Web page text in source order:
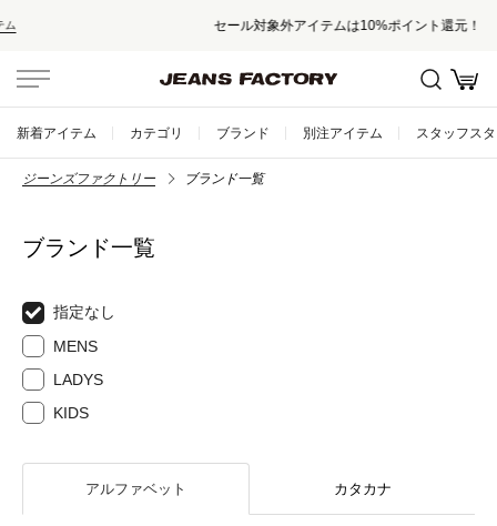
セール対象外アイテムは10%ポイント還元！
新着アイテム カテゴリ ブランド 別注アイテム スタッフス
ジーンズファクトリー ブランド一覧
ブランド一覧
指定なし
MENS
LADYS
KIDS
アルファベット カタカナ